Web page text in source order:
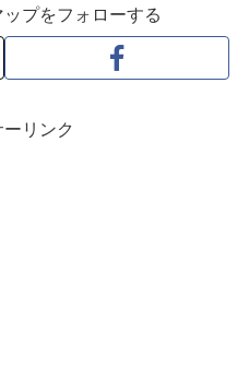
プをフォローする
リンク